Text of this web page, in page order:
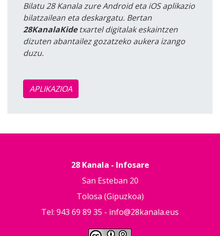
Bilatu 28 Kanala zure Android eta iOS aplikazio
bilatzailean eta deskargatu. Bertan
28KanalaKidetxartel digitalak eskaintzen
dizuten abantailez gozatzeko aukera izango
duzu.
APLIKAZIOA
28 Kanala - Infosare
San Esteban 20
Tolosa (Gipuzkoa)
Tel: 943 69 89 35 - info@28kanala.eus